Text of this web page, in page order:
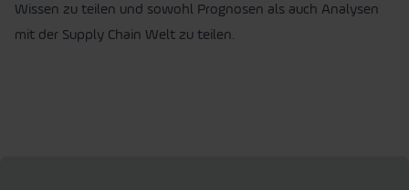
Wissen zu teilen und sowohl Prognosen als auch Analysen
mit der Supply Chain Welt zu teilen.